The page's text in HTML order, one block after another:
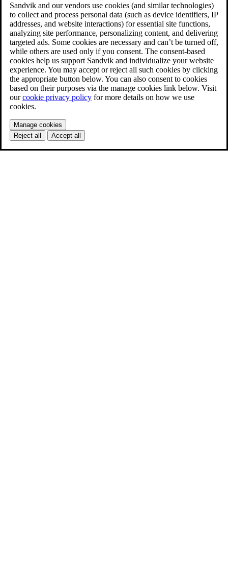
Sandvik and our vendors use cookies (and similar technologies)
to collect and process personal data (such as device identifiers, IP
addresses, and website interactions) for essential site functions,
analyzing site performance, personalizing content, and delivering
targeted ads. Some cookies are necessary and can’t be turned off,
while others are used only if you consent. The consent-based
cookies help us support Sandvik and individualize your website
experience. You may accept or reject all such cookies by clicking
the appropriate button below. You can also consent to cookies
based on their purposes via the manage cookies link below. Visit
ourcookie privacy policy for more details on how we use
cookies.
Manage cookies
Reject all
Accept all